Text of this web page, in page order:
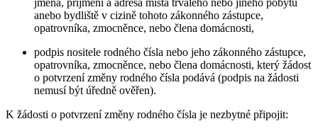
jména, příjmení a adresa místa trvalého nebo jiného pobytu
anebo bydliště v cizině tohoto zákonného zástupce,
opatrovníka, zmocněnce, nebo člena domácnosti,
podpis nositele rodného čísla nebo jeho zákonného zástupce,
opatrovníka, zmocněnce, nebo člena domácnosti, který žádost
o potvrzení změny rodného čísla podává (podpis na žádosti
nemusí být úředně ověřen).
K žádosti o potvrzení změny rodného čísla je nezbytné připojit: